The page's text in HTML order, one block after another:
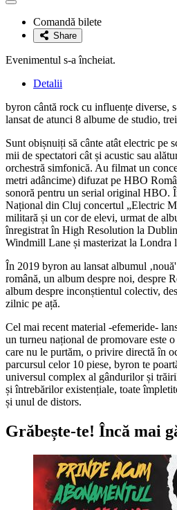
Adaugă
favoriteComandă bilete
Share
Evenimentul s-a încheiat.
Detalii
byron cântă rock cu influențe diverse,
lansat de atunci 8 albume de studio,
Sunt obișnuiți să cânte atât electric pe
mii de spectatori cât și acustic sau
orchestră simfonică. Au filmat un
metri adâncime) difuzat pe HBO
sonoră pentru un serial original HBO.
Național din Cluj concertul „Electric
militară și un cor de elevi, urmat de
înregistrat în High Resolution la
Windmill Lane și masterizat la Londra
În 2019 byron au lansat albumul
română, un album despre noi, despre
album despre inconștientul colectiv,
zilnic pe ață.
Cel mai recent material -efemeride-
un turneu național de promovare este
care nu le purtăm, o privire directă în
parcursul celor 10 piese, byron te
universul complex al gândurilor și
și întrebărilor existențiale, toate
și unul de distors.
Grăbește-te! Încă mai